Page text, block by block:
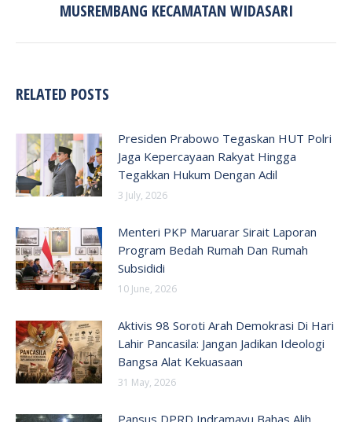
post:
MUSREMBANG KECAMATAN WIDASARI
RELATED POSTS
Presiden Prabowo Tegaskan HUT Polri
Jaga Kepercayaan Rakyat Hingga
Tegakkan Hukum Dengan Adil
3 July, 2026
Menteri PKP Maruarar Sirait Laporan
Program Bedah Rumah Dan Rumah
Subsididi
10 June, 2026
Aktivis 98 Soroti Arah Demokrasi Di Hari
Lahir Pancasila: Jangan Jadikan Ideologi
Bangsa Alat Kekuasaan
31 May, 2026
Pansus DPRD Indramayu Bahas Alih